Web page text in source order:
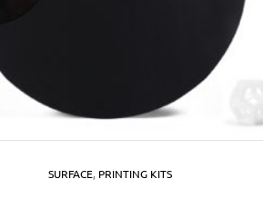
SURFACE, PRINTING KITS